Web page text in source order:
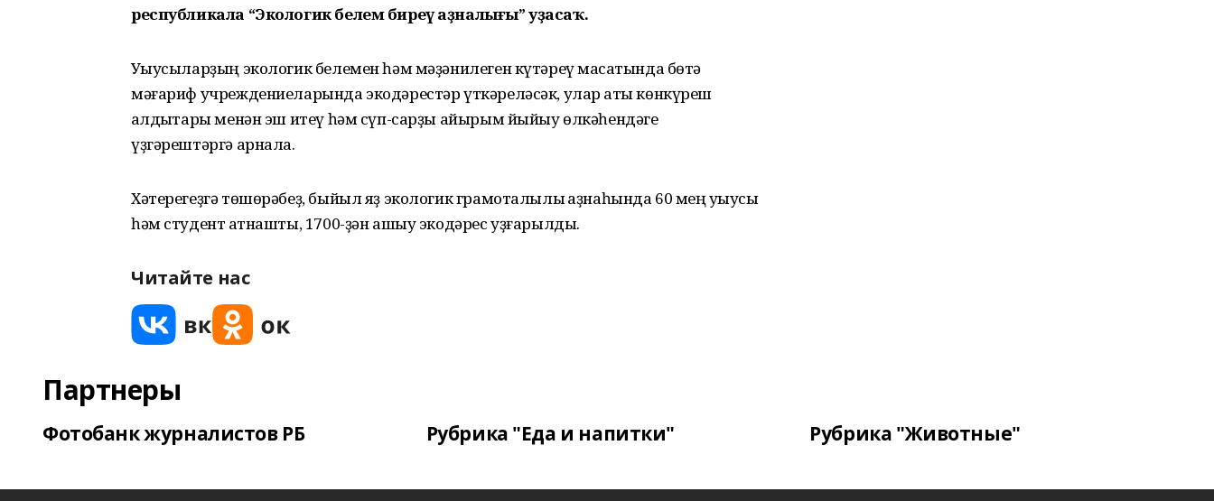
республикала “Экологик белем биреү аҙналығы” уҙасаҡ.
Уҡыусыларҙың экологик белемен һәм мәҙәнилеген күтәреү маҡсатында бөтә
мәғариф учреждениеларында экодәрестәр үткәреләсәк, улар ҡаты көнкүреш
ҡалдыҡтары менән эш итеү һәм сүп-сарҙы айырым йыйыу өлкәһендәге
үҙгәрештәргә арнала.
Хәтерегеҙгә төшөрәбеҙ, быйыл яҙ экологик грамоталылыҡ аҙнаһында 60 мең уҡыусы
һәм студент ҡатнашты, 1700-ҙән ашыу экодәрес уҙғарылды.
Читайте нас
Партнеры
Фотобанк журналистов РБ Рубрика "Еда и напитки" Рубрика "Животные"